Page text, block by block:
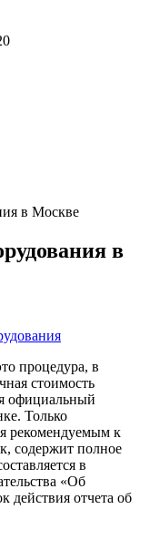
в Москве
в
процедура, в
стоимость
официальный
Только
рекомендуемым к
содержит полное
в
«Об
действия отчета об